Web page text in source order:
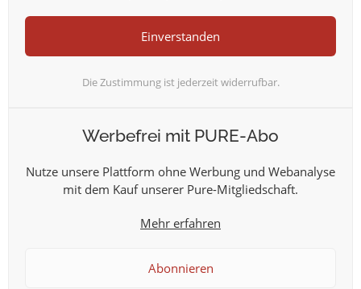
Willkommen bei der
Freizeitpartnerbörse
✓ Keine weiteren Verpflichtungen
Einverstanden
Die Zustimmung ist jederzeit widerrufbar.
Werbefrei mit PURE-Abo
Nutze unsere Plattform ohne Werbung und Webanalyse
mit dem Kauf unserer Pure-Mitgliedschaft.
Mehr erfahren
Abonnieren